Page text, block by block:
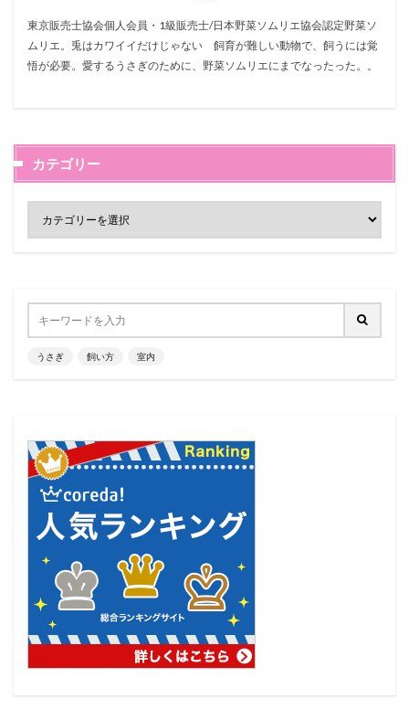
東京販売士協会個人会員・1級販売士/日本野菜ソムリエ協会認定野菜ソ
ムリエ。兎はカワイイだけじゃない 飼育が難しい動物で、飼うには覚
悟が必要。愛するうさぎのために、野菜ソムリエにまでなったった。。
カテゴリー
うさぎ 飼い方 室内